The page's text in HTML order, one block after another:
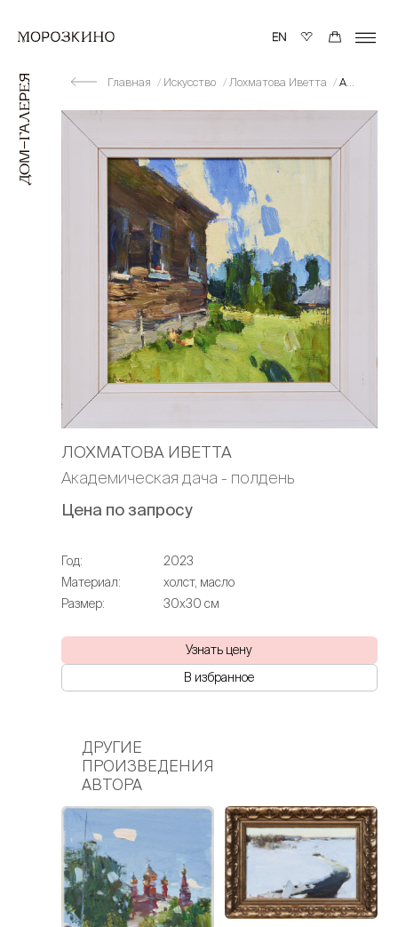
Главная Искусство Лохматова Иветта Академическая дача - полдень
ЛОХМАТОВА ИВЕТТА
Академическая дача - полдень
Цена по запросу
Год:
2023
Материал:
холст, масло
Размер:
30х30 см
Узнать цену
В избранное
ДРУГИЕ
ПРОИЗВЕДЕНИЯ
АВТОРА